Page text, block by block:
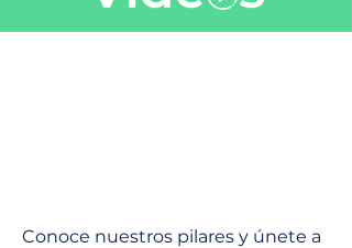
Conoce nuestros pilares y únete a